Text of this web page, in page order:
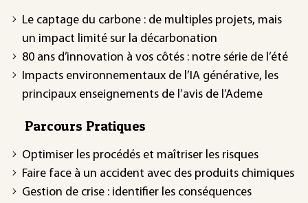
Le captage du carbone : de multiples projets, mais
un impact limité sur la décarbonation
80 ans d’innovation à vos côtés : notre série de l’été
Impacts environnementaux de l’IA générative, les
principaux enseignements de l’avis de l’Ademe
Parcours Pratiques
Optimiser les procédés et maîtriser les risques
Faire face à un accident avec des produits chimiques
Gestion de crise : identifier les conséquences